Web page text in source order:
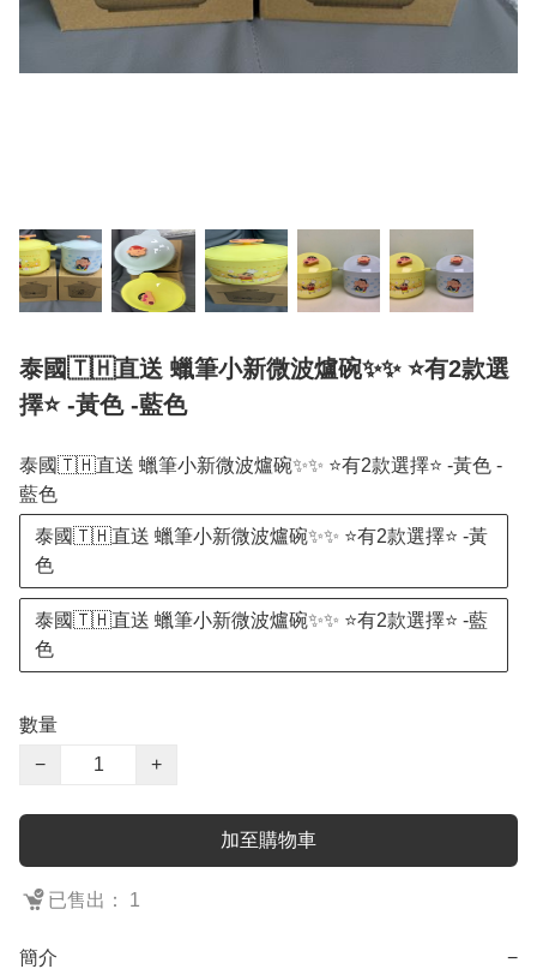
泰國🇹🇭直送 蠟筆小新微波爐碗✨✨ ⭐️有2款選
擇⭐️ -黃色 -藍色
泰國🇹🇭直送 蠟筆小新微波爐碗✨✨ ⭐️有2款選擇⭐️ -黃色 -
藍色
泰國🇹🇭直送 蠟筆小新微波爐碗✨✨ ⭐️有2款選擇⭐️ -黃
色
泰國🇹🇭直送 蠟筆小新微波爐碗✨✨ ⭐️有2款選擇⭐️ -藍
色
數量
−
+
加至購物車
已售出： 1
簡介 −